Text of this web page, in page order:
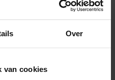
Over
van cookies
Combicleaner 500ml
€ 5,95
In winkelwagen